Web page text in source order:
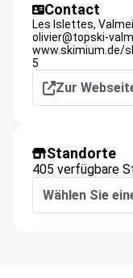
Contact
Les Islettes,
olivier@topski-
www.skimium.de/
5
Zur
Standorte
405 verfügbare
Wählen Sie